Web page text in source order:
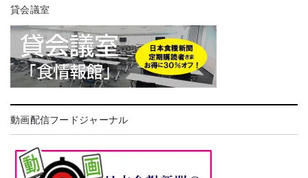
貸会議室
動画配信フードジャーナル